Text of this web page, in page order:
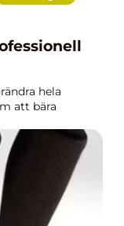
hela
att bära